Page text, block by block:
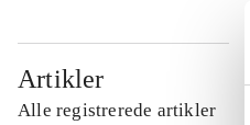
Artikler
Alle registrerede artikler